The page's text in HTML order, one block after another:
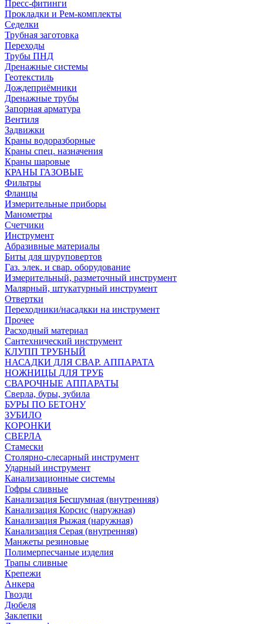
Пресс-фитинги
Прокладки и Рем-комплекты
Седелки
Трубная заготовка
Переходы
Трубы ПНД
Дренажные системы
Геотекстиль
Дождеприёмники
Дренажные трубы
Запорная арматура
Вентиля
Задвижки
Краны водоразборные
Краны спец. назначения
Краны шаровые
КРАНЫ ГАЗОВЫЕ
Фильтры
Фланцы
Измерительные приборы
Манометры
Счетчики
Инструмент
Абразивные материалы
Биты для шуруповертов
Газ. элек. и свар. оборудование
Измерительный, разметочный инструмент
Малярный, штукатурный инструмент
Отвертки
Переходники/насадкки на инструмент
Прочее
Расходный материал
Сантехнический инструмент
КЛУПП ТРУБНЫЙ
НАСАДКИ ДЛЯ СВАР. АППАРАТА
НОЖНИЦЫ ДЛЯ ТРУБ
СВАРОЧНЫЕ АППАРАТЫ
Сверла, буры, зубила
БУРЫ ПО БЕТОНУ
ЗУБИЛО
КОРОНКИ
СВЕРЛА
Стамески
Столярно-слесарный инструмент
Ударный инструмент
Канализационные системы
Гофры сливные
Канализация Бесшумная (внутренняя)
Канализация Корсис (наружная)
Канализация Рыжая (наружная)
Канализация Серая (внутренняя)
Манжеты резиновые
Полимерпесчаные изделия
Трапы сливные
Крепежи
Анкера
Гвозди
Дюбеля
Заклепки